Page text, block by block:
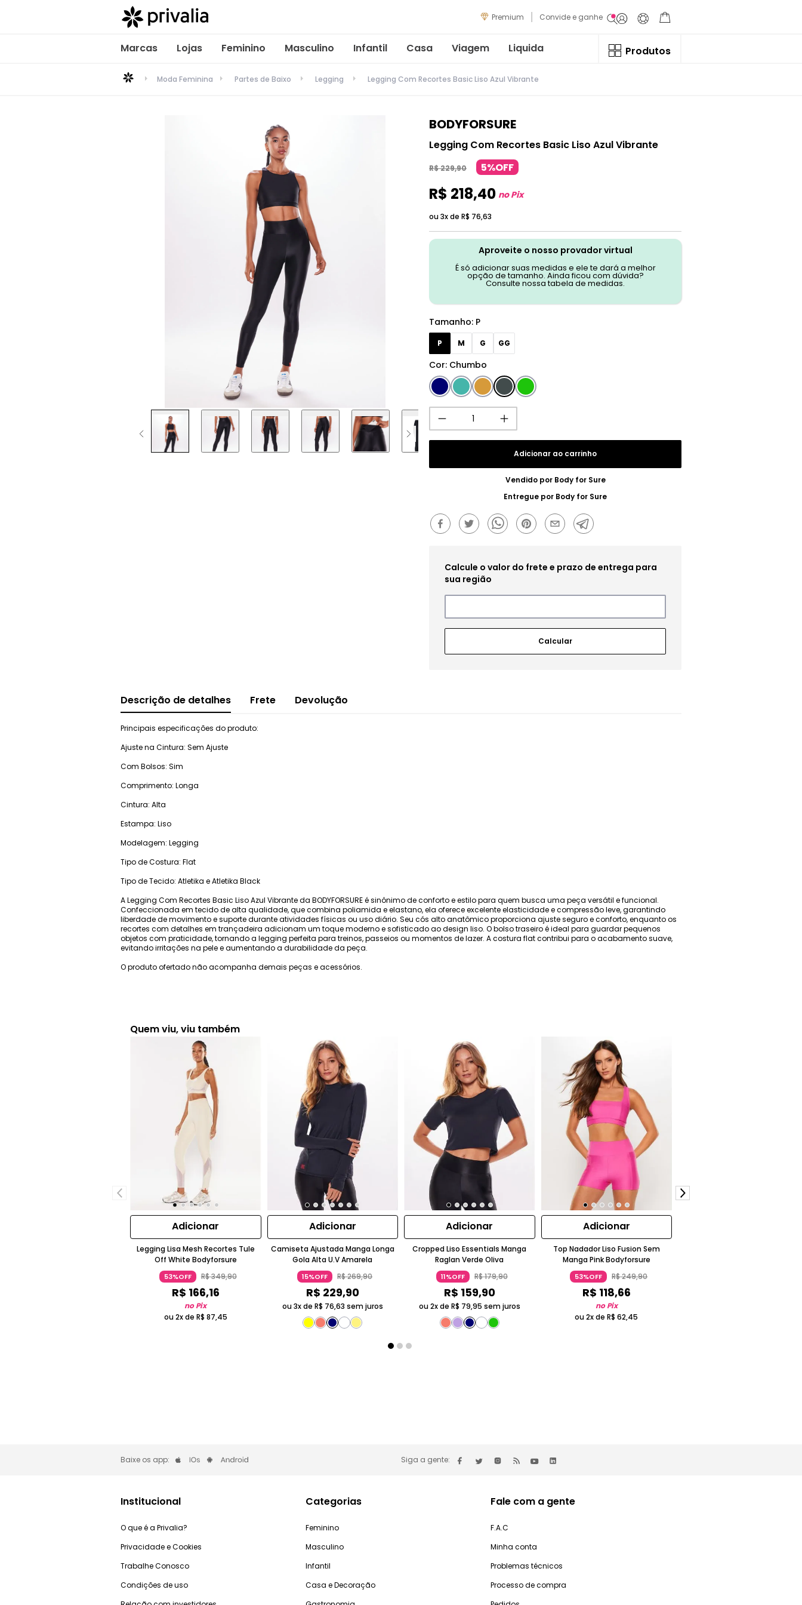
Premium Convide e ganhe
Marcas Lojas Feminino Masculino Infantil Casa Viagem Liquida Produtos
Moda Feminina Partes de Baixo Legging Legging Com Recortes Basic Liso Azul Vibrante
BODYFORSURE
Legging Com Recortes Basic Liso Azul Vibrante
R$229,90 5%OFF
R$ 218,40 no Pix
ou 3x de R$ 76,63
Aproveite o nosso provador virtual
É só adicionar suas medidas e ele te dará a melhor
opção de tamanho. Ainda ficou com dúvida?
Consulte nossa tabela de medidas.
Cor: Chumbo
Tamanho: P
P M G GG
Adicionar ao carrinho
Vendido por Body for Sure
Entregue por Body for Sure
Descrição de detalhes Frete Devolução
Principais especificações do produto:
Ajuste na Cintura: Sem Ajuste
Com Bolsos: Sim
Comprimento: Longa
Cintura: Alta
Estampa: Liso
Modelagem: Legging
Tipo de Costura: Flat
Tipo de Tecido: Atletika e Atletika Black
A Legging Com Recortes Basic Liso Azul Vibrante da BODYFORSURE é sinônimo de conforto e estilo para quem busca uma peça versátil e funcional.
Confeccionada em tecido de alta qualidade, que combina poliamida e elastano, ela oferece excelente elasticidade e compressão leve, garantindo
liberdade de movimento e suporte durante atividades físicas ou uso diário. Seu cós alto anatômico proporciona ajuste seguro e conforto, enquanto os
recortes com detalhes em trançadeira adicionam um toque moderno e sofisticado ao design liso. O bolso traseiro é ideal para guardar pequenos
objetos com praticidade, tornando a legging perfeita para treinos, passeios ou momentos de lazer. A costura flat contribui para o acabamento suave,
evitando irritações na pele e aumentando a durabilidade da peça.
O produto ofertado não acompanha demais peças e acessórios.
Quem viu, viu também
Adicionar
Legging Lisa Mesh Recortes Tule
Off White Bodyforsure
53%OFF R$349,90
R$ 166,16
no Pix
ou 2x de R$ 87,45
Adicionar
Camiseta Ajustada Manga Longa
Gola Alta U.V Amarela
15%OFF R$269,90
R$ 229,90
ou 3x de R$ 76,63 sem juros
Adicionar
Cropped Liso Essentials Manga
Raglan Verde Oliva
11%OFF R$179,90
R$ 159,90
ou 2x de R$ 79,95 sem juros
Adicionar
Top Nadador Liso Fusion Sem
Manga Pink Bodyforsure
53%OFF R$249,90
R$ 118,66
no Pix
ou 2x deR$ 62,45
Baixe os app: Siga a gente:
Institucional
O que é a Privalia?
Privacidade e Cookies
Trabalhe Conosco
Condições de uso
Categorias
Feminino
Masculino
Infantil
Casa e Decoração
Fale com a gente
F.A.C
Minha conta
Problemas técnicos
Processo de compra